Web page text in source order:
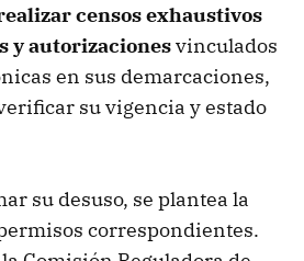
censos exhaustivos
y autorizacionesvinculados
en sus demarcaciones,
su vigencia y estado
su desuso, se plantea la
correspondientes.